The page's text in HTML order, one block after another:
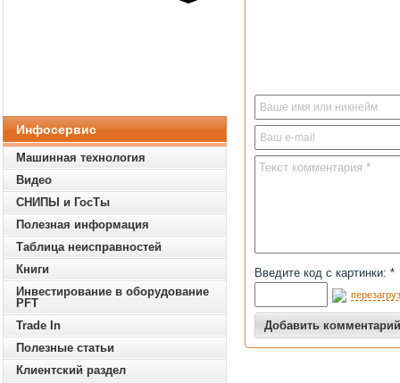
Введите код с картинки: *
Инфосервис
Машинная технология
Видео
СНИПЫ и ГосТы
Полезная информация
Таблица неисправностей
Книги
Инвестирование в оборудование
PFT
Trade In
Полезные статьи
Клиентский раздел